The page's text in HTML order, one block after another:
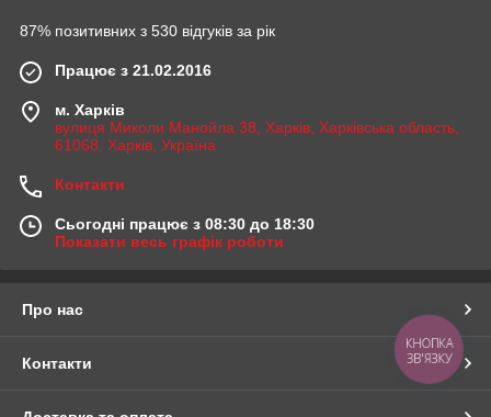
87% позитивних з 530 відгуків за рік
Працює з 21.02.2016
м. Харків
вулиця Миколи Манойла 38, Харків, Харківська область,
61068, Харків, Україна
Контакти
Сьогодні працює з 08:30 до 18:30
Показати весь графік роботи
Про нас
Контакти
КНОПКА
ЗВ'ЯЗКУ